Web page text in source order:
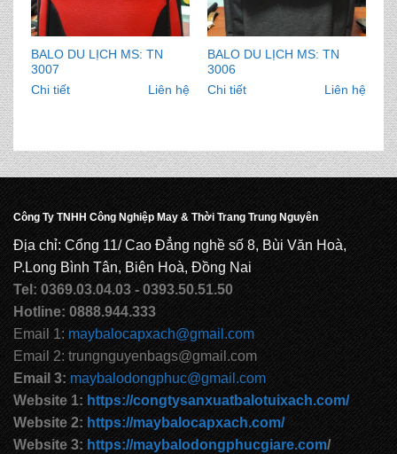
BALO DU LỊCH MS: TN
3007
Chi tiết
Liên hệ
BALO DU LỊCH MS: TN
3006
Chi tiết
Liên hệ
Công Ty TNHH Công Nghiệp May & Thời Trang Trung Nguyên
Địa chỉ: Cổng 11/ Cao Đẳng nghề số 8, Bùi Văn Hoà,
P.Long Bình Tân, Biên Hoà, Đồng Nai
Tel: 0369.03.04.03 - 0393.50.51.50
Hotline: 0888.944.333
Email 1: maybalocapxach@gmail.com
Email 2: trungnguyenbags@gmail.com
Email 3: maybalodongphuc@gmail.com
Website 1: https://congtysanxuatbalotuixach.com/
Website 2: https://maybalocapxach.com/
Website 3: https://maybalodongphucgiare.com/